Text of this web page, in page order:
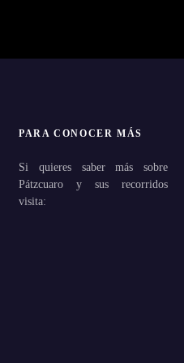
PARA CONOCER MÁS
Si quieres saber más sobre
Pátzcuaro y sus recorridos
visita: